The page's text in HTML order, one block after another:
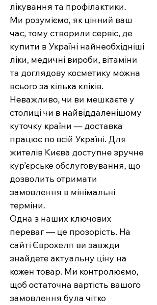
лікування та профілактики.
Ми розуміємо, як цінний ваш
час, тому створили сервіс, де
купити в Україні найнеобхідніші
ліки, медичні вироби, вітаміни
та доглядову косметику можна
всього за кілька кліків.
Неважливо, чи ви мешкаєте у
столиці чи в найвіддаленішому
куточку країни — доставка
працює по всій Україні. Для
жителів Києва доступне зручне
кур’єрське обслуговування, що
дозволить отримати
замовлення в мінімальні
терміни.
Одна з наших ключових
переваг — це прозорість. На
сайті Єврохелп ви завжди
знайдете актуальну ціну на
кожен товар. Ми контролюємо,
щоб остаточна вартість вашого
замовлення була чітко